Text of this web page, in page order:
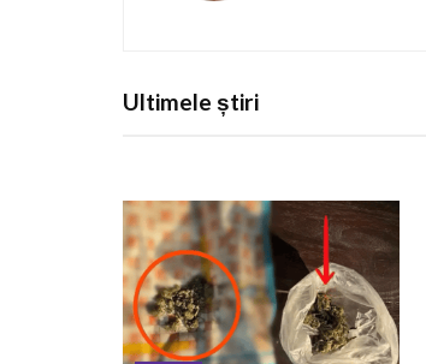
Ultimele știri